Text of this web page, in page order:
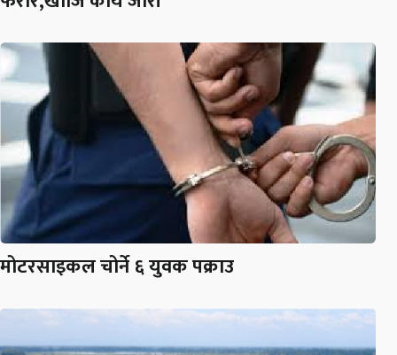
मोटरसाइकल चोर्ने ६ युवक पक्राउ